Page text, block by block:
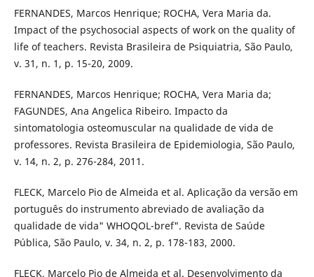
FERNANDES, Marcos Henrique; ROCHA, Vera Maria da.
Impact of the psychosocial aspects of work on the quality of
life of teachers. Revista Brasileira de Psiquiatria, São Paulo,
v. 31, n. 1, p. 15-20, 2009.
FERNANDES, Marcos Henrique; ROCHA, Vera Maria da;
FAGUNDES, Ana Angelica Ribeiro. Impacto da
sintomatologia osteomuscular na qualidade de vida de
professores. Revista Brasileira de Epidemiologia, São Paulo,
v. 14, n. 2, p. 276-284, 2011.
FLECK, Marcelo Pio de Almeida et al. Aplicação da versão em
português do instrumento abreviado de avaliação da
qualidade de vida" WHOQOL-bref". Revista de Saúde
Pública, São Paulo, v. 34, n. 2, p. 178-183, 2000.
FLECK, Marcelo Pio de Almeida et al. Desenvolvimento da